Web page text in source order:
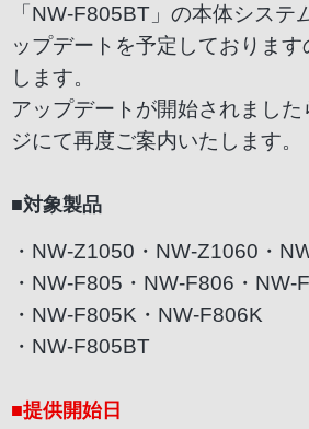
「NW-F805BT」の本体システ
ップデートを予定しておりま
します。
アップデートが開始されまし
ジにて再度ご案内いたします。
■対象製品
・NW-Z1050・NW-Z1060・
・NW-F805・NW-F806・NW-
・NW-F805K・NW-F806K
・NW-F805BT
■提供開始日